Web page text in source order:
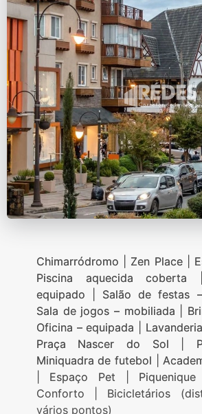
Chimarródromo | Zen Place |
Piscina aquecida
equipado | Salão de festas
Sala de jogos – mobiliada |
Oficina – equipada |
Praça Nascer do Sol |
Miniquadra de futebol |
| Espaço Pet |
Conforto | Bicicletários
vários pontos)